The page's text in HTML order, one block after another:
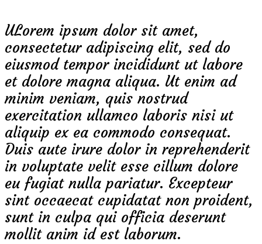
ULorem ipsum dolor sit amet,
consectetur adipiscing elit, sed do
eiusmod tempor incididunt ut labore
et dolore magna aliqua. Ut enim ad
minim veniam, quis nostrud
exercitation ullamco laboris nisi ut
aliquip ex ea commodo consequat.
Duis aute irure dolor in reprehenderit
in voluptate velit esse cillum dolore
eu fugiat nulla pariatur. Excepteur
sint occaecat cupidatat non proident,
sunt in culpa qui officia deserunt
mollit anim id est laborum.